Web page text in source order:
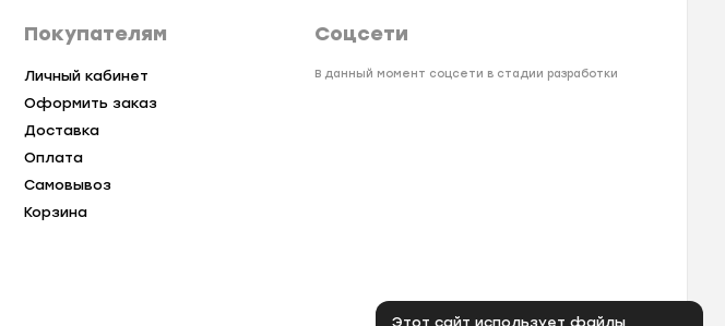
Этот сайт использует файлы
Покупателям
Личный кабинет
Оформить заказ
Доставка
Оплата
Самовывоз
Корзина
Соцсети
В данный момент соцсети в стадии разработки